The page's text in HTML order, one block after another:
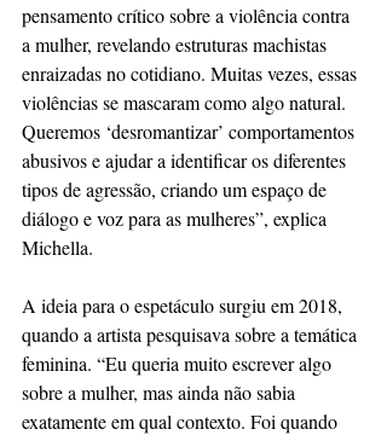
pensamento crítico sobre a violência contra
a mulher, revelando estruturas machistas
enraizadas no cotidiano. Muitas vezes, essas
violências se mascaram como algo natural.
Queremos ‘desromantizar’ comportamentos
abusivos e ajudar a identificar os diferentes
tipos de agressão, criando um espaço de
diálogo e voz para as mulheres”, explica
Michella.
A ideia para o espetáculo surgiu em 2018,
quando a artista pesquisava sobre a temática
feminina. “Eu queria muito escrever algo
sobre a mulher, mas ainda não sabia
exatamente em qual contexto. Foi quando